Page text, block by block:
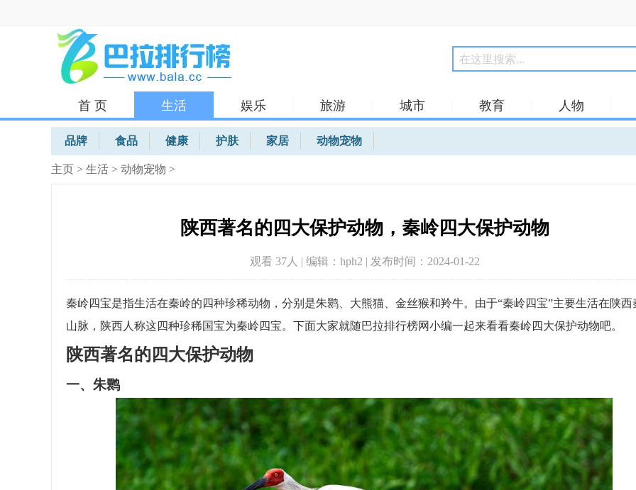
首 页 生活 娱乐 旅游 城市 教育 人物
体育
品牌 食品 健康 护肤 家居 动物宠物
主页 > 生活 > 动物宠物 >
陕西著名的四大保护动物，秦岭四大保护动物
观看 37 人 | 编辑：hph2 | 发布时间：2024-01-22
秦岭四宝是指生活在秦岭的四种珍稀动物，分别是朱鹮、大熊猫、金丝猴和羚牛。由于“秦岭四宝”主要生活在陕西
山脉，陕西人称这四种珍稀国宝为秦岭四宝。下面大家就随巴拉排行榜网小编一起来看看秦岭四大保护动物吧。
陕西著名的四大保护动物
一、朱鹮